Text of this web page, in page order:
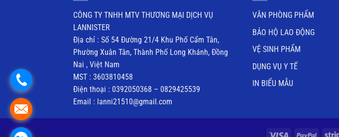
CÔNG TY TNHH MTV THƯƠNG MẠI DỊCH VỤ
LANNISTER
Địa chỉ : Số 54 Đường 21/4 Khu Phố Cẩm Tân,
Phường Xuân Tân, Thành Phố Long Khánh, Đồng
Nai , Việt Nam
MST : 3603810458
Điện thoại : 0392050368 – 0829425539
Email : lanni21510@gmail.com
VĂN PHÒNG PHẨM
BẢO HỘ LAO ĐỘNG
VỆ SINH PHẨM
DỤNG VỤ Y TẾ
IN BIỂU MẪU